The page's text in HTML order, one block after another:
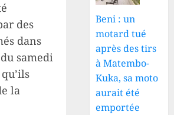
des
dans
samedi
la
Beni : un
motard tué
après des tirs
à Matembo-
Kuka, sa moto
aurait été
emportée